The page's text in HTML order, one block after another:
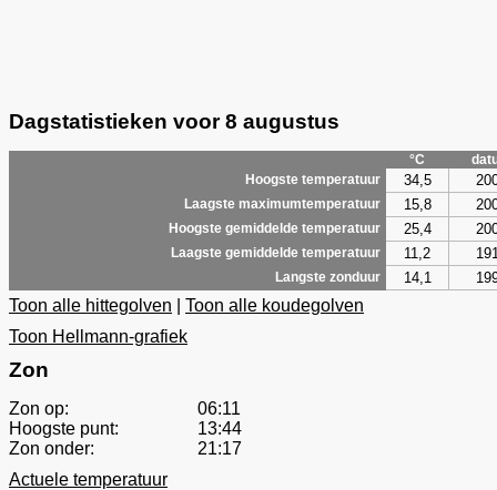
Dagstatistieken voor 8 augustus
°C
Hoogste temperatuur
34,5
Laagste maximumtemperatuur 15,8
Hoogste gemiddelde temperatuur 25,4
Laagste gemiddelde temperatuur 11,2
Langste zonduur 14,1
Toon alle hittegolven
Toon alle koudegolven
Toon Hellmann-grafiek
Zon
Zon op:
06:11
Hoogste punt:
13:44
Zon onder:
21:17
Actuele temperatuur